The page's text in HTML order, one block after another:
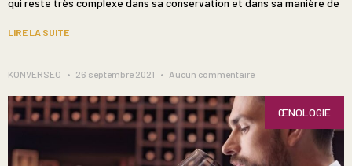
LIRE LA SUITE
KONVERSEO 26 septembre 2021 Aucun commentaire
ŒNOLOGIE